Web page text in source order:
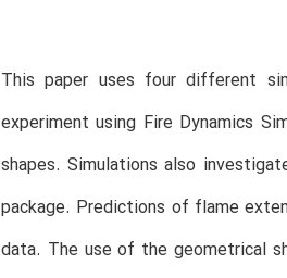
This paper uses four different
experiment using Fire Dynamics
shapes. Simulations also
package. Predictions of flame
data. The use of the geometrical